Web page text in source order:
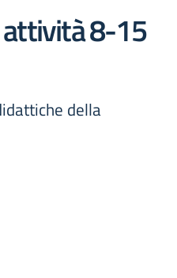
attività 8-15
della